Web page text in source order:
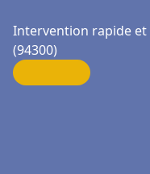
Intervention rapide et
(94300)